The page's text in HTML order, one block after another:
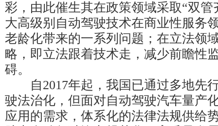
彩，由此催生其在政策领域采取“双管
大高级别自动驾驶技术在商业性服务
老龄化带来的一系列问题；在立法领
略，即立法跟着技术走，减少前瞻性
碍。
自2017年起，我国已通过多地先
驶法治化，但面对自动驾驶汽车量产
应用的需求，体系化的法律法规供给